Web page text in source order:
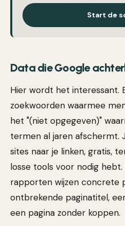
Start de
Data die Google
Hier wordt het interessant.
zoekwoorden waarmee
het "(niet opgegeven)"
termen al jaren afschermt.
sites naar je linken, gratis,
losse tools voor nodig
rapporten wijzen concrete
ontbrekende paginatitel,
een pagina zonder koppen.